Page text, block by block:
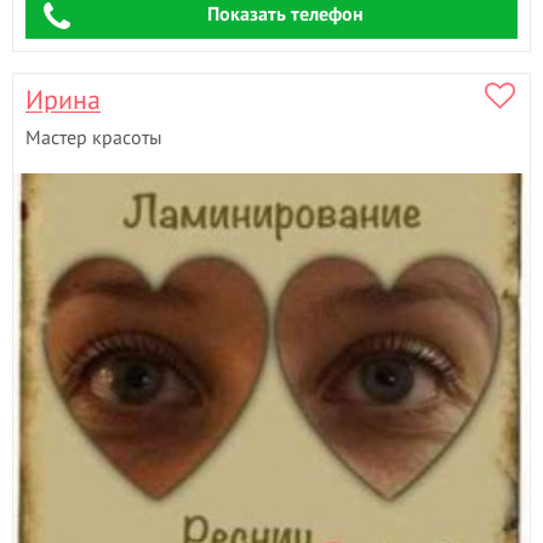
Ламинирование волос
Лечебный массаж
Лимфодринажный массаж
М
Маникюр
Маникюр + гель лак- 68
Мануальная пластика живота
Массаж
- 2
Массаж лица- 2
Массаж стоп - 2
Медовый массаж - 2
Мезотерапия
Моделирование лица
- 1
Моментальный загар- 2
Мужская стрижка- 8
Мужской маникюр
Показать телефон
Ирина
Мастер красоты